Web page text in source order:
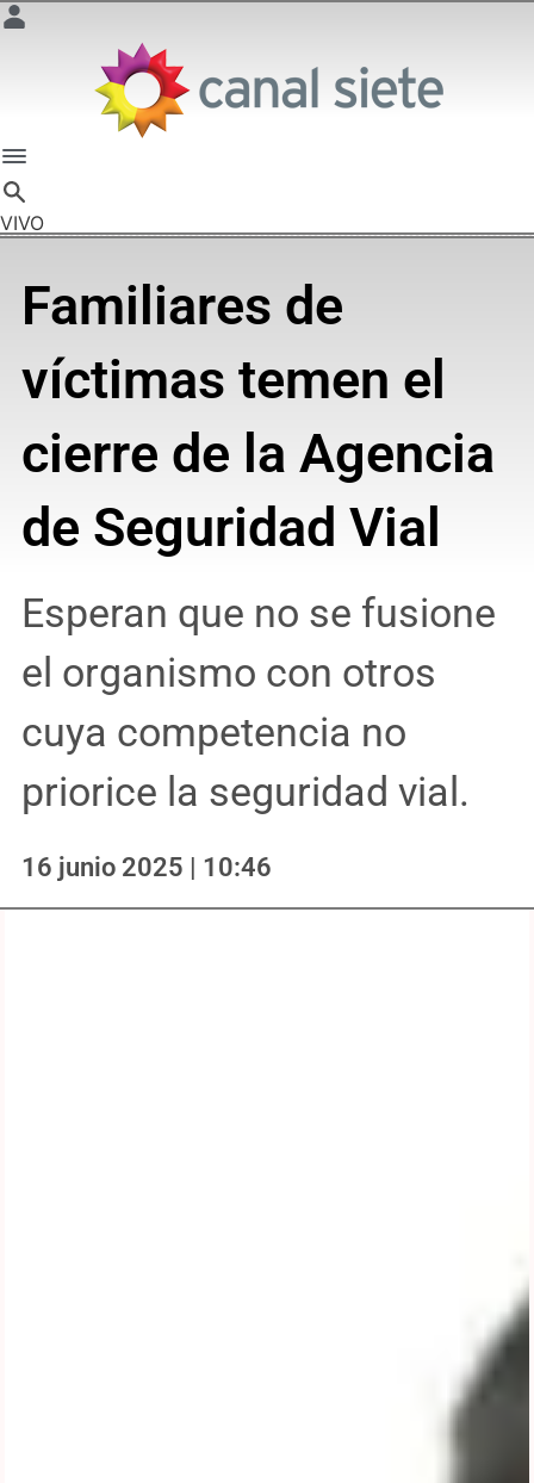
VIVO
Familiares de
víctimas temen el
cierre de la Agencia
de Seguridad Vial
Esperan que no se fusione
el organismo con otros
cuya competencia no
priorice la seguridad vial.
16 junio 2025 | 10:46